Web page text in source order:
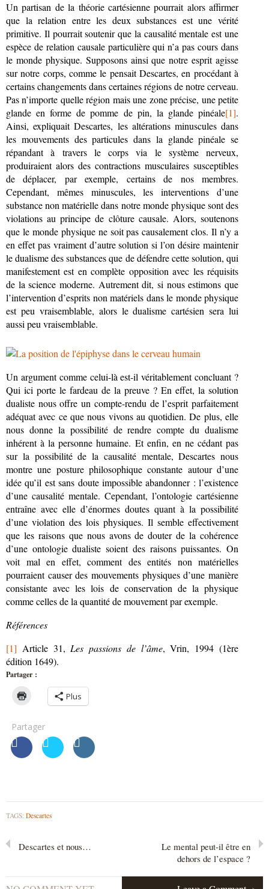
Un partisan de la théorie cartésienne pourrait alors affirmer
que la relation entre les deux substances est une vérité
primitive. Il pourrait soutenir que la causalité mentale est une
espèce de relation causale particulière qui n’a pas cours dans
le monde physique. Supposons ainsi que notre esprit agisse
sur notre corps, comme le pensait Descartes, en procédant à
certains changements dans certaines régions de notre cerveau.
Pas n’importe quelle région mais une zone précise, une petite
glande en forme de pomme de pin, la glande pinéale[1].
Ainsi, expliquait Descartes, les altérations minuscules dans
les mouvements des particules dans la glande pinéale se
répandant à travers le corps via le système nerveux,
produiraient alors des contractions musculaires susceptibles
de déplacer, par exemple, certains de nos membres.
Cependant, mêmes minuscules, les interventions d’une
substance non matérielle dans notre monde physique sont des
violations au principe de clôture causale. Alors, soutenons
que le monde physique ne soit pas causalement clos. Il n’y a
en effet pas vraiment d’autre solution si l’on désire maintenir
le dualisme des substances que de défendre cette solution, qui
manifestement est en complète opposition avec les réquisits
de la science moderne. Autrement dit, si nous estimons que
l’intervention d’esprits non matériels dans le monde physique
est peu vraisemblable, alors le dualisme cartésien sera lui
aussi peu vraisemblable.
Un argument comme celui-là est-il véritablement concluant ?
Qui ici porte le fardeau de la preuve ? En effet, la solution
dualiste nous offre un compte-rendu de l’esprit parfaitement
adéquat avec ce que nous vivons au quotidien. De plus, elle
nous donne la possibilité de rendre compte du dualisme
inhérent à la personne humaine. Et enfin, en ne cédant pas
sur la possibilité de la causalité mentale, Descartes nous
montre une posture philosophique constante autour d’une
idée qu’il est sans doute impossible abandonner : l’existence
d’une causalité mentale. Cependant, l’ontologie cartésienne
entraîne avec elle d’énormes doutes quant à la possibilité
d’une violation des lois physiques. Il semble effectivement
que les raisons que nous avons de douter de la cohérence
d’une ontologie dualiste soient des raisons puissantes. On
voit mal en effet, comment des entités non matérielles
pourraient causer des mouvements physiques d’une manière
consistante avec les lois de conservation de la physique
comme celles de la quantité de mouvement par exemple.
Références
[1] Article 31, Les passions de l’âme, Vrin, 1994 (1ère
édition 1649).
Partager :
Plus
Partager
TAGS: Descartes
Descartes et nous…
Le mental peut-il être en
dehors de l’espace ?